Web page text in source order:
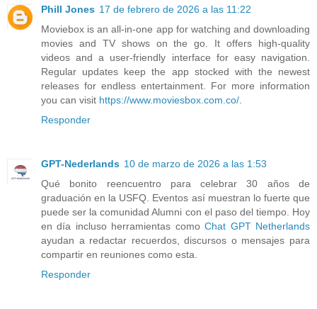
Phill Jones 17 de febrero de 2026 a las 11:22
Moviebox is an all-in-one app for watching and downloading
movies and TV shows on the go. It offers high-quality
videos and a user-friendly interface for easy navigation.
Regular updates keep the app stocked with the newest
releases for endless entertainment. For more information
you can visit https://www.moviesbox.com.co/
Responder
GPT-Nederlands 10 de marzo de 2026 a las 1:53
Qué bonito reencuentro para celebrar 30 años de
graduación en la USFQ. Eventos así muestran lo fuerte que
puede ser la comunidad Alumni con el paso del tiempo. Hoy
en día incluso herramientas comoChat GPT Netherlands
ayudan a redactar recuerdos, discursos o mensajes para
compartir en reuniones como esta.
Responder